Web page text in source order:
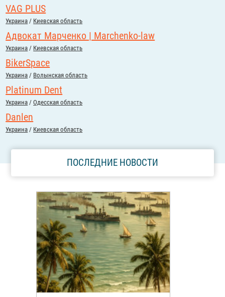
VAG PLUS
Украина / Киевская область
Адвокат Марченко | Marchenko-law
Украина / Киевская область
BikerSpace
Украина / Волынская область
Platinum Dent
Украина /Одесская область
Danlen
Украина / Киевская область
ПОСЛЕДНИЕ НОВОСТИ